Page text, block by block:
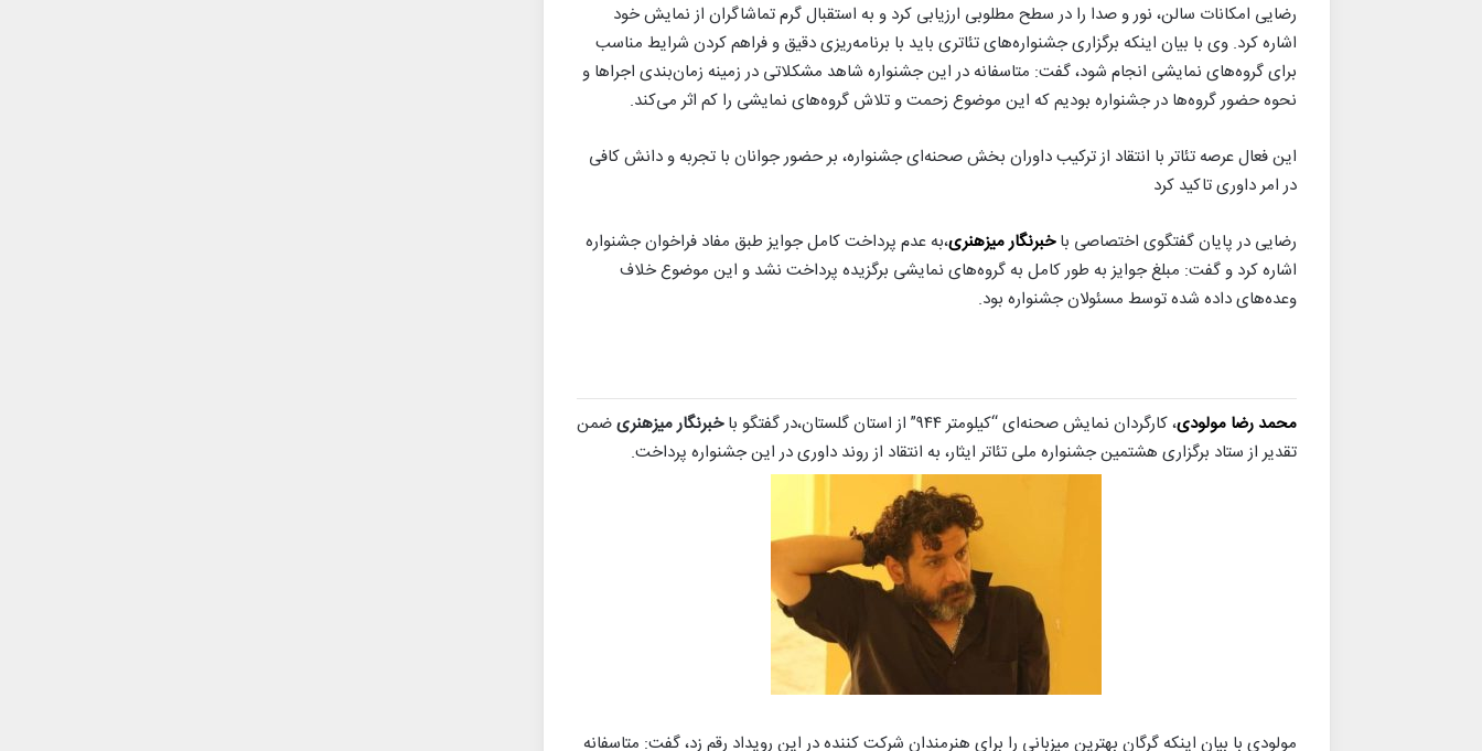
رضایی امکانات سالن، نور و صدا را در سطح مطلوبی ارزیابی کرد و به استقبال گرم تماشاگران از نمایش خود
اشاره کرد. وی با بیان اینکه برگزاری جشنواره‌های تئاتری باید با برنامه‌ریزی دقیق و فراهم کردن شرایط مناسب
برای گروه‌های نمایشی انجام شود، گفت: متاسفانه در این جشنواره شاهد مشکلاتی در زمینه زمان‌بندی اجراها و
نحوه حضور گروه‌ها در جشنواره بودیم که این موضوع زحمت و تلاش گروه‌های نمایشی را کم اثر می‌کند.
این فعال عرصه تئاتر با انتقاد از ترکیب داوران بخش صحنه‌ای جشنواره، بر حضور جوانان با تجربه و دانش کافی
در امر داوری تاکید کرد
رضایی در پایان گفتگوی اختصاصی باخبرنگار میزهنری،به عدم پرداخت کامل جوایز طبق مفاد فراخوان جشنواره
اشاره کرد و گفت: مبلغ جوایز به طور کامل به گروه‌های نمایشی برگزیده پرداخت نشد و این موضوع خلاف
وعده‌های داده شده توسط مسئولان جشنواره بود.
محمد رضا مولودی، کارگردان نمایش صحنه‌ای “کیلومتر ۹۴۴” از استان گلستان،در گفتگو با خبرنگار میزهنریضمن
تقدیر از ستاد برگزاری هشتمین جشنواره ملی تئاتر ایثار، به انتقاد از روند داوری در این جشنواره پرداخت.
مولودی با بیان اینکه گرگان بهترین میزبانی را برای هنرمندان شرکت کننده در این رویداد رقم زد، گفت: متاسفانه